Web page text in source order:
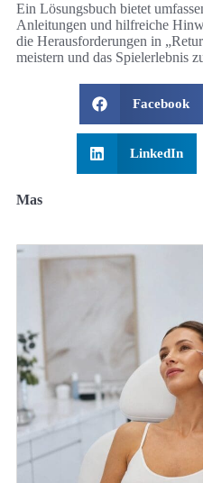
Ein Lösungsbuch bietet
Anleitungen und hilfreiche
die Herausforderungen in
meistern und das Spielerlebnis
Facebook
LinkedIn
Mas